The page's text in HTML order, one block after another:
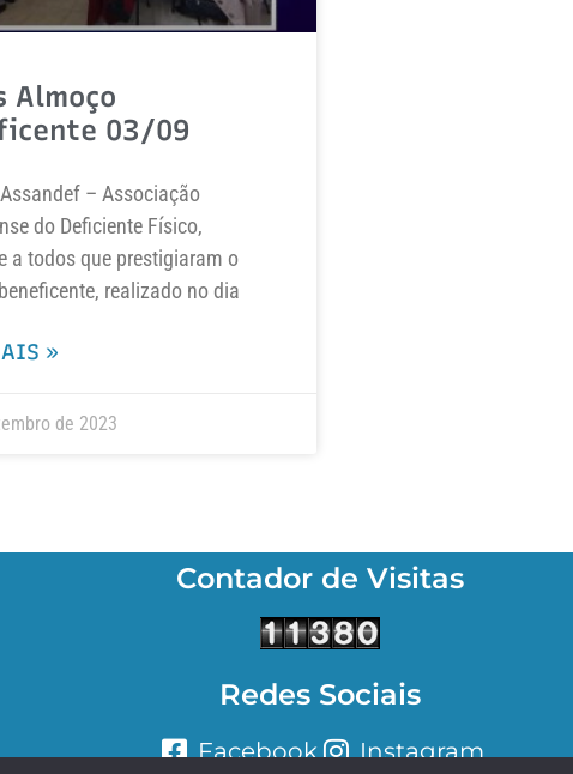
Almoço
03/09
– Associação
do Deficiente Físico,
a todos que prestigiaram o
realizado no dia
»
de 2023
Contador de Visitas
Redes Sociais
Facebook Instagram